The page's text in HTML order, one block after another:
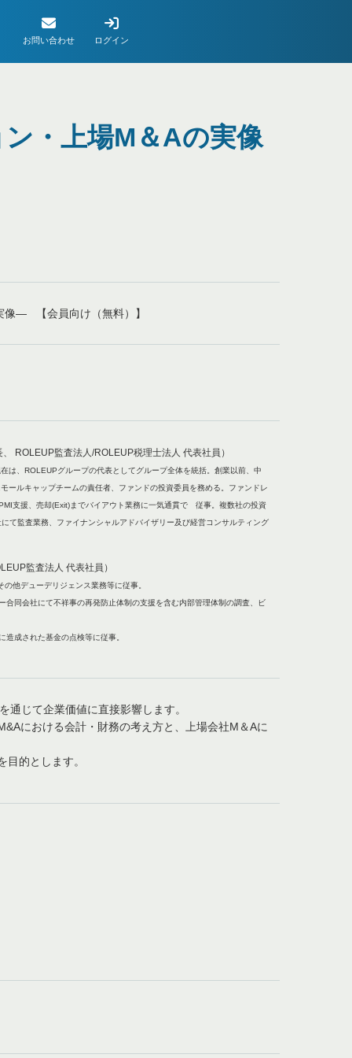
お問い合わせ ログイン
・上場M＆Aの実像
像― 【会員向け（無料）】
ROLEUP監査法人/ROLEUP税理士法人 代表社員）
、ROLEUPグループの代表としてグループ全体を統括。創業以前、中
ールキャップチームの責任者、ファンドの投資委員を務める。ファンドレ
支援、売却(Exit)までバイアウト業務に一気通貫で 従事。複数社の投資
て監査業務、ファイナンシャルアドバイザリー及び経営コンサルティング
監査法人 代表社員）
他デューデリジェンス業務等に従事。
合同会社にて不祥事の再発防止体制の支援を含む内部管理体制の調査、ビ
成された基金の点検等に従事。
じて企業価値に直接影響します。
における会計・財務の考え方と、上場会社M＆Aに
的とします。